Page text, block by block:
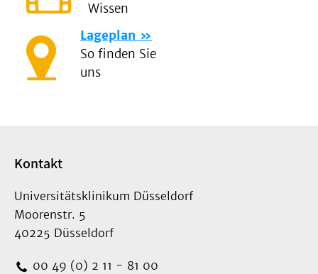
Wissen
Lageplan
So finden Sie
uns
Kontakt
Universitätsklinikum Düsseldorf
Moorenstr. 5
40225 Düsseldorf
00 49 (0) 2 11 - 81 00